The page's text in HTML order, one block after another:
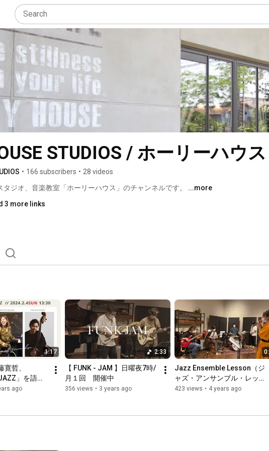
STUDIOS / ホーリーハウ
• 166 subscribers • 28 videos
タジオ、音楽教室「ホーリーハウス」のチャンネルです。 ...more
3 more links
1:17
寛哲、
JAZZ」を語
ago
2:33
【 FUNK - JAM 】日曜夜7時/
月１回　開催中
356 views • 3 years ago
Jazz Ensemble Lesson（ジ
ャズ・アンサンブル・レッス
ン）の様子
423 views • 4 years ago